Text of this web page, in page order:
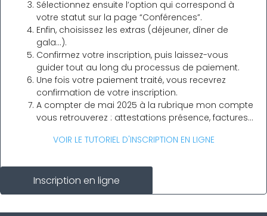
Sélectionnez ensuite l’option qui correspond à
votre statut sur la page “Conférences”.
Enfin, choisissez les extras (déjeuner, dîner de
gala…).
Confirmez votre inscription, puis laissez-vous
guider tout au long du processus de paiement.
Une fois votre paiement traité, vous recevrez
confirmation de votre inscription.
A compter de mai 2025 à la rubrique mon compte
vous retrouverez : attestations présence, factures...
VOIR LE TUTORIEL D'INSCRIPTION EN LIGNE
Inscription en ligne